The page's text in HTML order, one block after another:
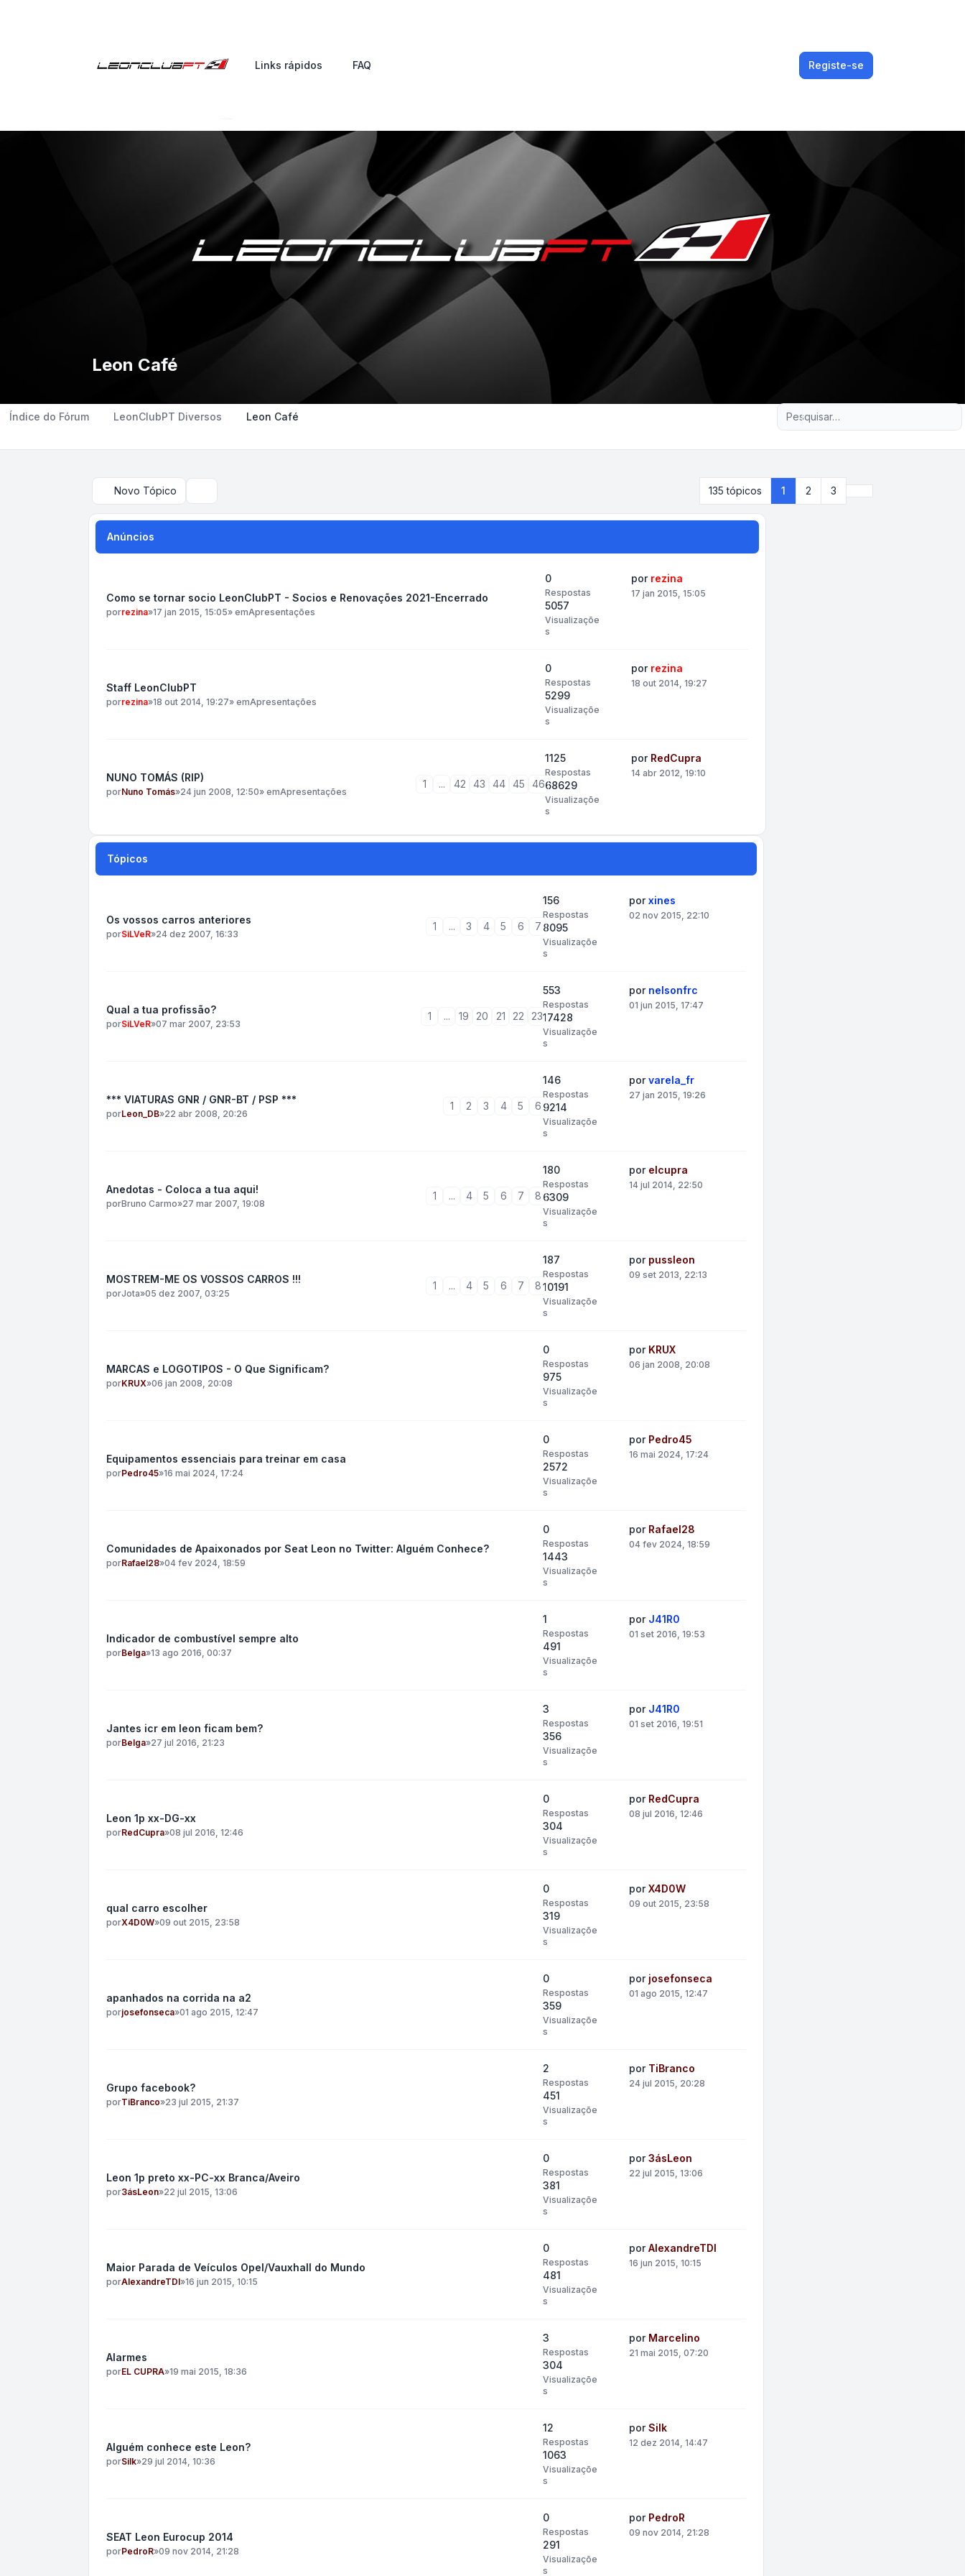
Links rápidos FAQ Registe-se
Leon Café
Índice do Fórum LeonClubPT Diversos Leon Café Pesquisa avançada
Novo Tópico 135 tópicos 1 2 3
Anúncios
Como se tornar socio LeonClubPT - Socios e Renovações 2021-Encerrado
porrezina»17 jan 2015, 15:05» emApresentações
0
Respostas
5057
Visualizaçõe
s
por rezina
17 jan 2015, 15:05
Staff LeonClubPT
porrezina»18 out 2014, 19:27» emApresentações
0
Respostas
5299
Visualizaçõe
s
por rezina
18 out 2014, 19:27
NUNO TOMÁS (RIP)
porNuno Tomás»24 jun 2008, 12:50» emApresentações
1 ... 42 43 44 45 46
1125
Respostas
68629
Visualizaçõe
s
por RedCupra
14 abr 2012, 19:10
Tópicos
Os vossos carros anteriores
porSiLVeR»24 dez 2007, 16:33
1 ... 3 4 5 6 7
156
Respostas
8095
Visualizaçõe
s
porxines
02 nov 2015, 22:10
Qual a tua profissão?
porSiLVeR»07 mar 2007, 23:53
1 ... 19 20 21 22 23
553
Respostas
17428
Visualizaçõe
s
por nelsonfrc
01 jun 2015, 17:47
*** VIATURAS GNR / GNR-BT / PSP ***
porLeon_DB»22 abr 2008, 20:26
1 2 3 4 5 6
146
Respostas
9214
Visualizaçõe
s
porvarela_fr
27 jan 2015, 19:26
Anedotas - Coloca a tua aqui!
porBruno Carmo»27 mar 2007, 19:08
1 ... 4 5 6 7 8
180
Respostas
6309
Visualizaçõe
s
por elcupra
14 jul 2014, 22:50
MOSTREM-ME OS VOSSOS CARROS !!!
porJota»05 dez 2007, 03:25
1 ... 4 5 6 7 8
187
Respostas
10191
Visualizaçõe
s
por pussleon
09 set 2013, 22:13
MARCAS e LOGOTIPOS - O Que Significam?
porKRUX»06 jan 2008, 20:08
0
Respostas
975
Visualizaçõe
s
por KRUX
06 jan 2008, 20:08
Equipamentos essenciais para treinar em casa
porPedro45»16 mai 2024, 17:24
0
Respostas
2572
Visualizaçõe
s
por Pedro45
16 mai 2024, 17:24
Comunidades de Apaixonados por Seat Leon no Twitter: Alguém Conhece?
porRafael28»04 fev 2024, 18:59
0
Respostas
1443
Visualizaçõe
s
por Rafael28
04 fev 2024, 18:59
Indicador de combustível sempre alto
porBelga»13 ago 2016, 00:37
1
Respostas
491
Visualizaçõe
s
por J41R0
01 set 2016, 19:53
Jantes icr em leon ficam bem?
porBelga»27 jul 2016, 21:23
3
Respostas
356
Visualizaçõe
s
por J41R0
01 set 2016, 19:51
Leon 1p xx-DG-xx
porRedCupra»08 jul 2016, 12:46
0
Respostas
304
Visualizaçõe
s
por RedCupra
08 jul 2016, 12:46
qual carro escolher
porX4D0W»09 out 2015, 23:58
0
Respostas
319
Visualizaçõe
s
porX4D0W
09 out 2015, 23:58
apanhados na corrida na a2
porjosefonseca»01 ago 2015, 12:47
0
Respostas
359
Visualizaçõe
s
por josefonseca
01 ago 2015, 12:47
Grupo facebook?
porTiBranco»23 jul 2015, 21:37
2
Respostas
451
Visualizaçõe
s
por TiBranco
24 jul 2015, 20:28
Leon 1p preto xx-PC-xx Branca/Aveiro
por3ásLeon»22 jul 2015, 13:06
0
Respostas
381
Visualizaçõe
s
por3ásLeon
22 jul 2015, 13:06
Maior Parada de Veículos Opel/Vauxhall do Mundo
porAlexandreTDI»16 jun 2015, 10:15
0
Respostas
481
Visualizaçõe
s
porAlexandreTDI
16 jun 2015, 10:15
Alarmes
porEL CUPRA»19 mai 2015, 18:36
3
Respostas
304
Visualizaçõe
s
por Marcelino
21 mai 2015, 07:20
Alguém conhece este Leon?
porSilk»29 jul 2014, 10:36
12
Respostas
1063
Visualizaçõe
s
porSilk
12 dez 2014, 14:47
SEAT Leon Eurocup 2014
porPedroR»09 nov 2014, 21:28
0
Respostas
291
Visualizaçõe
s
por PedroR
09 nov 2014, 21:28